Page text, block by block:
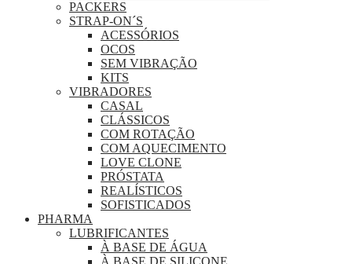
PACKERS
STRAP-ON´S
ACESSÓRIOS
OCOS
SEM VIBRAÇÃO
KITS
VIBRADORES
CASAL
CLÁSSICOS
COM ROTAÇÃO
COM AQUECIMENTO
LOVE CLONE
PRÓSTATA
REALÍSTICOS
SOFISTICADOS
PHARMA
LUBRIFICANTES
À BASE DE ÁGUA
À BASE DE SILICONE